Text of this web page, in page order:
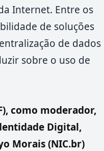
Internet. Entre os
de soluções
de dados
sobre o uso de
como moderador,
Digital,
Morais (NIC.br)